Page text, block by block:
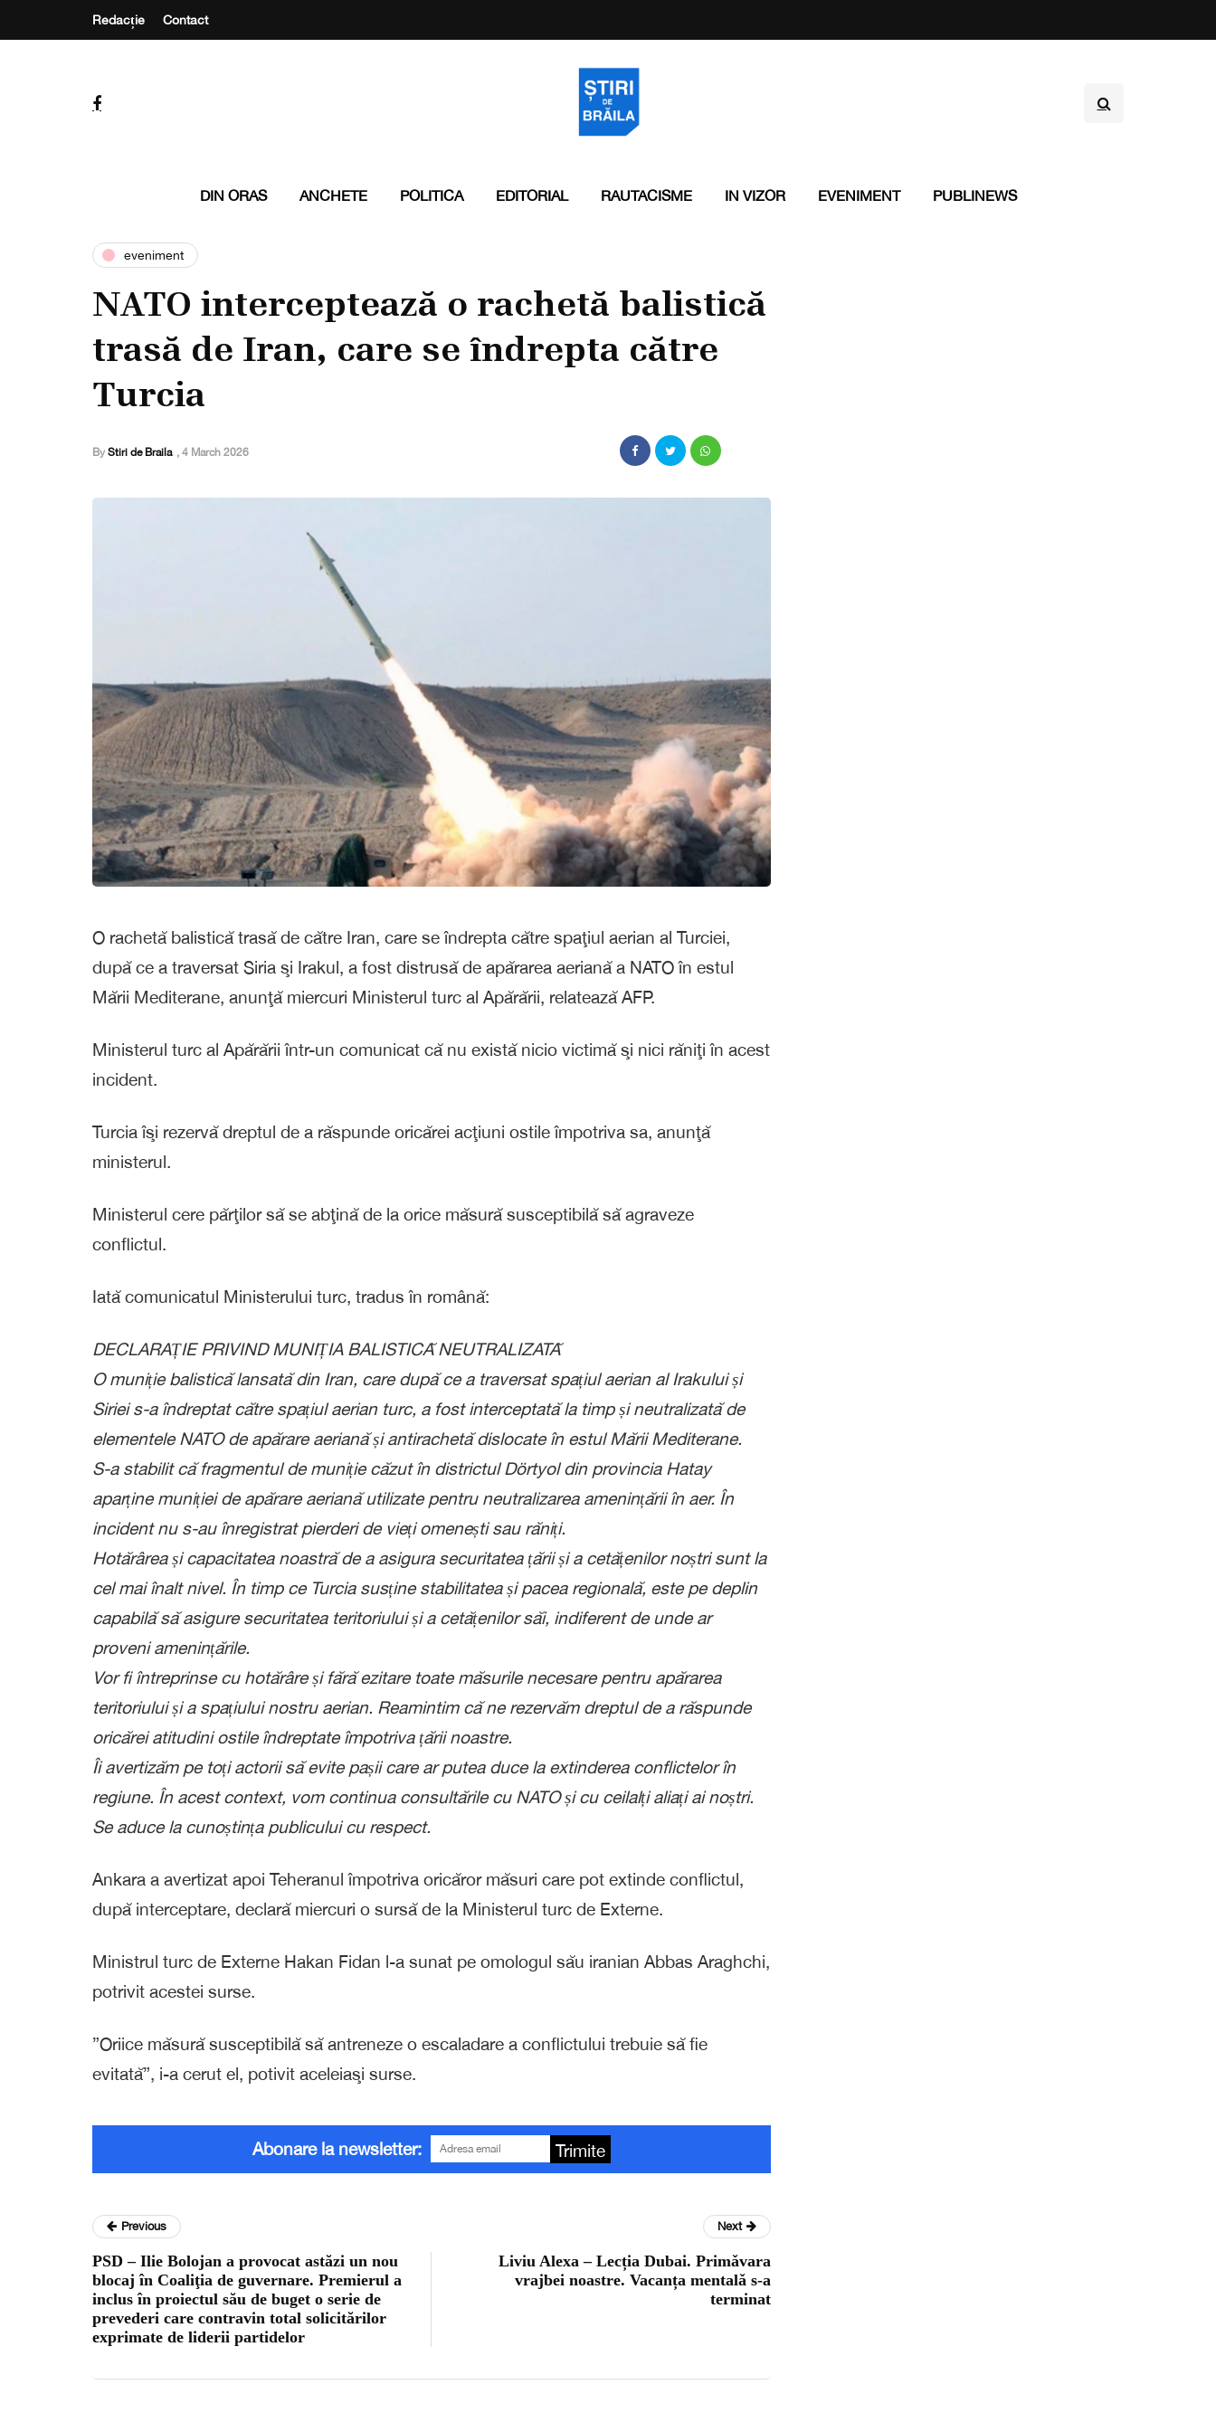
Redacție Contact
DIN ORAS ANCHETE POLITICA EDITORIAL RAUTACISME IN VIZOR EVENIMENT PUBLINEWS
eveniment
NATO interceptează o rachetă balistică
trasă de Iran, care se îndrepta către
Turcia
By Stiri de Braila , 4 March 2026
O rachetă balistică trasă de către Iran, care se îndrepta către spaţiul aerian al Turciei,
după ce a traversat Siria şi Irakul, a fost distrusă de apărarea aeriană a NATO în estul
Mării Mediterane, anunţă miercuri Ministerul turc al Apărării, relatează AFP.
Ministerul turc al Apărării într-un comunicat că nu există nicio victimă şi nici răniţi în acest
incident.
Turcia îşi rezervă dreptul de a răspunde oricărei acţiuni ostile împotriva sa, anunţă
ministerul.
Ministerul cere părţilor să se abţină de la orice măsură susceptibilă să agraveze
conflictul.
Iată comunicatul Ministerului turc, tradus în română:
DECLARAȚIE PRIVIND MUNIȚIA BALISTICĂ NEUTRALIZATĂ
O muniție balistică lansată din Iran, care după ce a traversat spațiul aerian al Irakului și
Siriei s-a îndreptat către spațiul aerian turc, a fost interceptată la timp și neutralizată de
elementele NATO de apărare aeriană și antirachetă dislocate în estul Mării Mediterane.
S-a stabilit că fragmentul de muniție căzut în districtul Dörtyol din provincia Hatay
aparține muniției de apărare aeriană utilizate pentru neutralizarea amenințării în aer. În
incident nu s-au înregistrat pierderi de vieți omenești sau răniți.
Hotărârea și capacitatea noastră de a asigura securitatea țării și a cetățenilor noștri sunt la
cel mai înalt nivel. În timp ce Turcia susține stabilitatea și pacea regională, este pe deplin
capabilă să asigure securitatea teritoriului și a cetățenilor săi, indiferent de unde ar
proveni amenințările.
Vor fi întreprinse cu hotărâre și fără ezitare toate măsurile necesare pentru apărarea
teritoriului și a spațiului nostru aerian. Reamintim că ne rezervăm dreptul de a răspunde
oricărei atitudini ostile îndreptate împotriva țării noastre.
Îi avertizăm pe toți actorii să evite pașii care ar putea duce la extinderea conflictelor în
regiune. În acest context, vom continua consultările cu NATO și cu ceilalți aliați ai noștri.
Se aduce la cunoștința publicului cu respect.
Ankara a avertizat apoi Teheranul împotriva oricăror măsuri care pot extinde conflictul,
după interceptare, declară miercuri o sursă de la Ministerul turc de Externe.
Ministrul turc de Externe Hakan Fidan l-a sunat pe omologul său iranian Abbas Araghchi,
potrivit acestei surse.
”Oriice măsură susceptibilă să antreneze o escaladare a conflictului trebuie să fie
evitată”, i-a cerut el, potivit aceleiaşi surse.
Abonare la newsletter: Trimite
Previous
PSD – Ilie Bolojan a provocat astăzi un nou
blocaj în Coaliţia de guvernare. Premierul a
inclus în proiectul său de buget o serie de
prevederi care contravin total solicitărilor
exprimate de liderii partidelor
Next
Liviu Alexa – Lecția Dubai. Primǎvara
vrajbei noastre. Vacanța mentalǎ s-a
terminat